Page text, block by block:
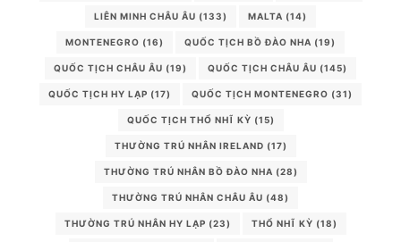
LIÊN MINH CHÂU ÂU (133) MALTA (14)
MONTENEGRO (16) QUỐC TỊCH BỒ ĐÀO NHA (19)
QUỐC TỊCH CHÂU ÂU (19) QUỐC TỊCH CHÂU ÂU (145)
QUỐC TỊCH HY LẠP (17) QUỐC TỊCH MONTENEGRO (31)
QUỐC TỊCH THỔ NHĨ KỲ (15)
THƯỜNG TRÚ NHÂN IRELAND (17)
THƯỜNG TRÚ NHÂN BỒ ĐÀO NHA (28)
THƯỜNG TRÚ NHÂN CHÂU ÂU (48)
THƯỜNG TRÚ NHÂN HY LẠP (23) THỔ NHĨ KỲ (18)